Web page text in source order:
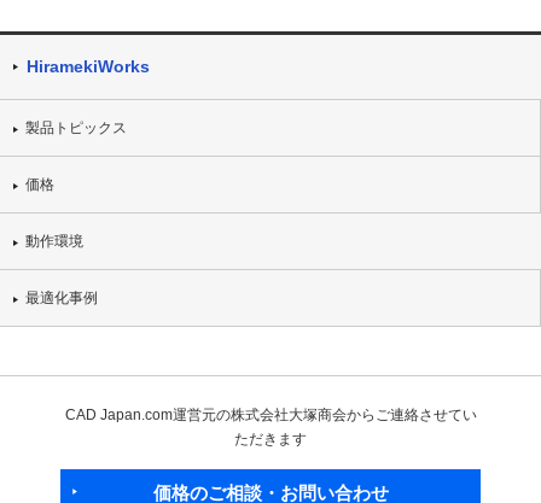
HiramekiWorks
製品トピックス
価格
動作環境
最適化事例
CAD Japan.com運営元の株式会社大塚商会からご連絡させてい
ただきます
価格のご相談・お問い合わせ